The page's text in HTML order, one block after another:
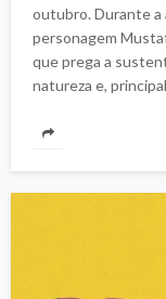
outubro. Durante a
personagem
que prega a
natureza e,